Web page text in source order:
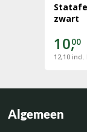
zwart
10,00
12,10 incl.
Algemeen